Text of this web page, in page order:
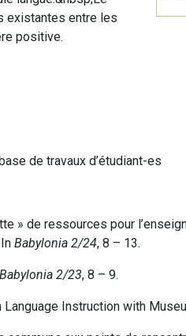
existantes entre les
positive.
de travaux d’étudiant-es
» de ressources pour
InBabylonia 2/24, 8 – 13.
Babylonia 2/23, 8 – 9.
Language Instruction with